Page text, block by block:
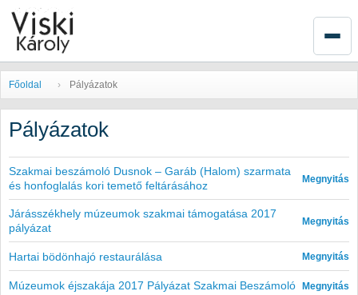
Főoldal Pályázatok
Pályázatok
Szakmai beszámoló Dusnok – Garáb (Halom) szarmata
és honfoglalás kori temető feltárásához
Megnyitás
Járásszékhely múzeumok szakmai támogatása 2017
pályázat
Megnyitás
Hartai bödönhajó restaurálása Megnyitás
Múzeumok éjszakája 2017 Pályázat Szakmai Beszámoló Megnyitás